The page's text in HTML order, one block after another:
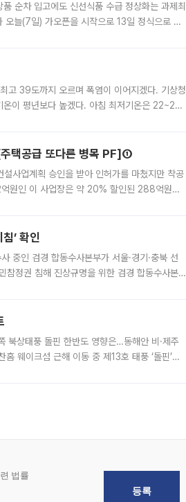
순차 입고에도 신선식품 수급 정상화는 과제최
늘(7일) 가오픈을 시작으로 13일 정식으로 재
고 39도까지 오르며 폭염이 이어지겠다. 기상청
온이 평년보다 높겠다. 아침 최저기온은 22~27
택공급 또다른 병목 PF]①
사업계획 승인을 받아 인허가를 마쳤지만 착공
원인 이 사업장은 약 20% 할인된 288억원에
’ 확인
중인 검경 합동수사본부가 서울·경기·충북 선
정권 침해 진상규명을 위한 검경 합동수사본
북상태풍 돌핀 한반도 영향은…동해안 비·제주
웨이크섬 근해 이동 중 제13호 태풍 ‘돌핀’이